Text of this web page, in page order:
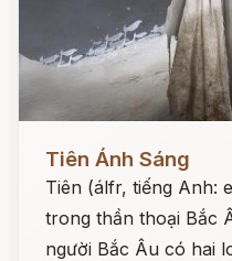
Tiên Ánh Sáng
Tiên (álfr, tiếng Anh:
trong thần thoại Bắc
người Bắc Âu có hai